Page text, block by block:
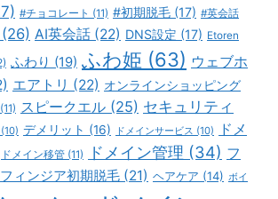
#チョコレート (11) #初期脱毛 (17) #英会話
(26) AI英会話 (22) DNS設定 (17) Etoren
ふわり (19) ふわ姫 (63) ウェブホ
エアトリ (22) オンラインショッピング
(11) スピークエル (25) セキュリティ
(10) デメリット (16) ドメインサービス (10)
ドメ
ドメイン移管 (11) ドメイン管理 (34) フ
フィンジア初期脱毛 (21) ヘアケア (14) ボイ